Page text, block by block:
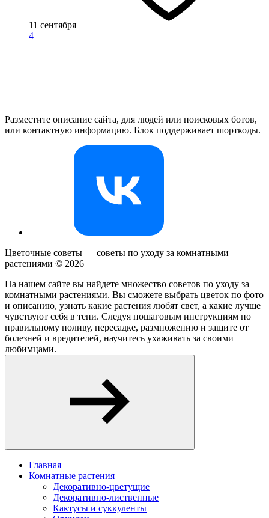
11 сентября
4
Разместите описание сайта, для людей или поисковых ботов,
или контактную информацию. Блок поддерживает шорткоды.
Цветочные советы — советы по уходу за комнатными
растениями © 2026
На нашем сайте вы найдете множество советов по уходу за
комнатными растениями. Вы сможете выбрать цветок по фото
и описанию, узнать какие растения любят свет, а какие лучше
чувствуют себя в тени. Следуя пошаговым инструкциям по
правильному поливу, пересадке, размножению и защите от
болезней и вредителей, научитесь ухаживать за своими
любимцами.
Главная
Комнатные растения
Декоративно-цветущие
Декоративно-лиственные
Кактусы и суккуленты